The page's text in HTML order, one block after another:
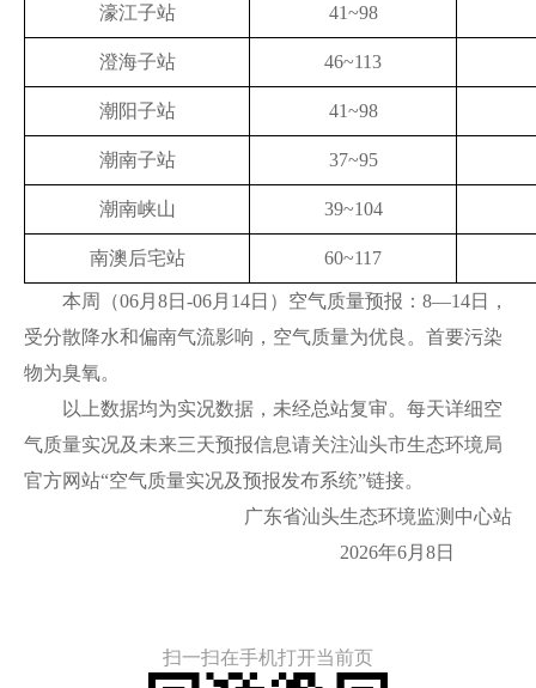
濠江子站 41~98
澄海子站 46~113
潮阳子站 41~98
潮南子站 37~95
潮南峡山 39~104
南澳后宅站 60~117
本周（06月8日-06月14日）空气质量预报：8—14日，
受分散降水和偏南气流影响，空气质量为优良。首要污染
物为臭氧。
以上数据均为实况数据，未经总站复审。每天详细空
气质量实况及未来三天预报信息请关注汕头市生态环境局
官方网站“空气质量实况及预报发布系统”链接。
广东省汕头生态环境监测中心站
2026年6月8日
扫一扫在手机打开当前页